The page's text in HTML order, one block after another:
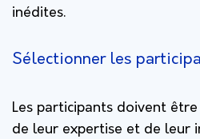
inédites.
Sélectionner les
Les participants doivent
de leur expertise et de leur